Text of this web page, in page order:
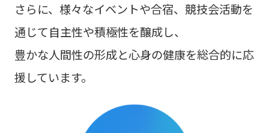
さらに、様々なイベントや合宿、競技会活動を
通じて自主性や積極性を醸成し、
豊かな人間性の形成と心身の健康を総合的に応
援しています。